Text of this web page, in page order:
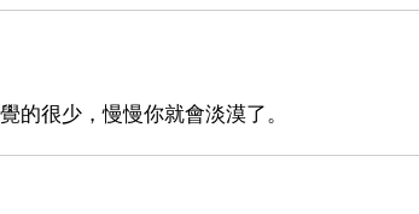
的很少，慢慢你就會淡漠了。